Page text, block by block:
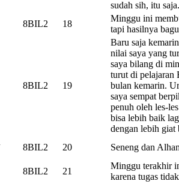
sudah sih, itu
8BIL2 18
Minggu ini
tapi hasilnya
8BIL2 19
Baru saja
nilai saya yang
saya bilang di
turut di pelajaran
bulan kemarin.
saya sempat
penuh oleh les-
bisa lebih baik
dengan lebih giat
8BIL2 20 Seneng dan
8BIL2 21
Minggu terakhir
karena tugas